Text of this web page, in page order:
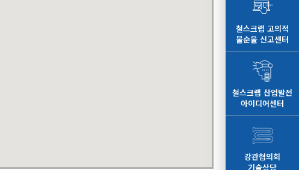
철스크랩 고의적
불순물 신고센터
철스크랩 산업발전
아이디어센터
강관협의회
기술상담